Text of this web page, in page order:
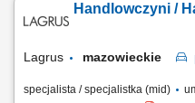
Handlowczyni /
Lagrus mazowieckie
specjalista / specjalistka (mid)